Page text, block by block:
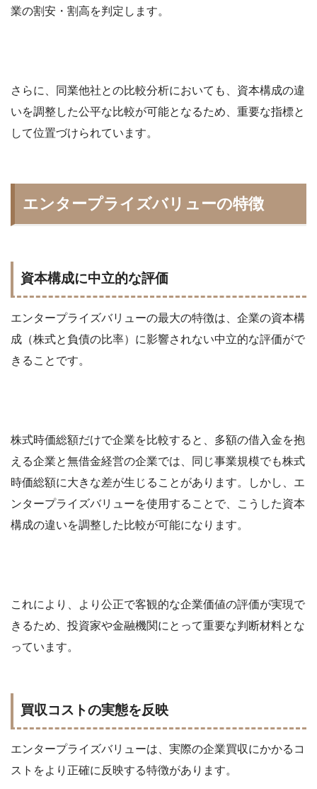
業の割安・割高を判定します。
さらに、同業他社との比較分析においても、資本構成の違
いを調整した公平な比較が可能となるため、重要な指標と
して位置づけられています。
エンタープライズバリューの特徴
資本構成に中立的な評価
エンタープライズバリューの最大の特徴は、企業の資本構
成（株式と負債の比率）に影響されない中立的な評価がで
きることです。
株式時価総額だけで企業を比較すると、多額の借入金を抱
える企業と無借金経営の企業では、同じ事業規模でも株式
時価総額に大きな差が生じることがあります。しかし、エ
ンタープライズバリューを使用することで、こうした資本
構成の違いを調整した比較が可能になります。
これにより、より公正で客観的な企業価値の評価が実現で
きるため、投資家や金融機関にとって重要な判断材料とな
っています。
買収コストの実態を反映
エンタープライズバリューは、実際の企業買収にかかるコ
ストをより正確に反映する特徴があります。